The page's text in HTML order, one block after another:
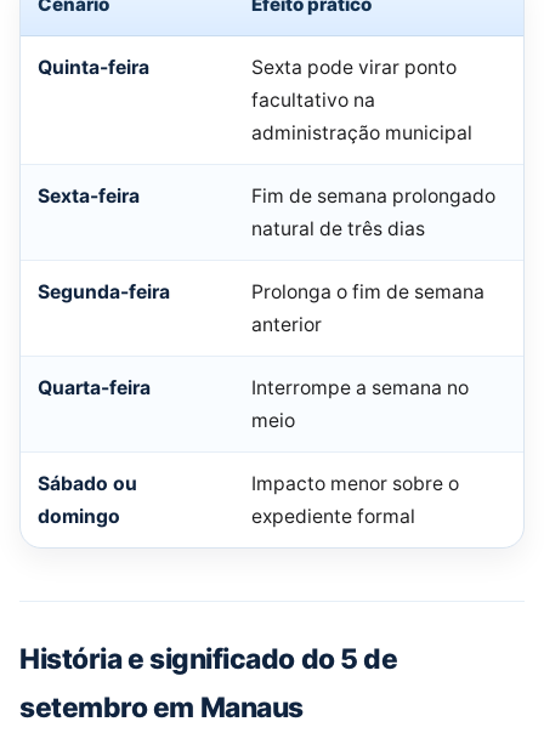
Quinta-feira
Sexta pode virar ponto
facultativo na
administração municipal
Sexta-feira
Fim de semana prolongado
natural de três dias
Segunda-feira
Prolonga o fim de semana
anterior
Quarta-feira
Interrompe a semana no
meio
Sábado ou
domingo
Impacto menor sobre o
expediente formal
História e significado do 5 de
setembro em Manaus